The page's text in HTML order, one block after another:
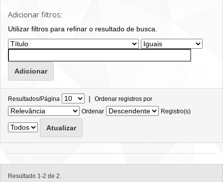
Adicionar filtros:
Utilizar filtros para refinar o resultado de busca.
Resultados/Página | Ordenar registros por
Ordenar
Registro(s)
Resultado 1-2 de 2.